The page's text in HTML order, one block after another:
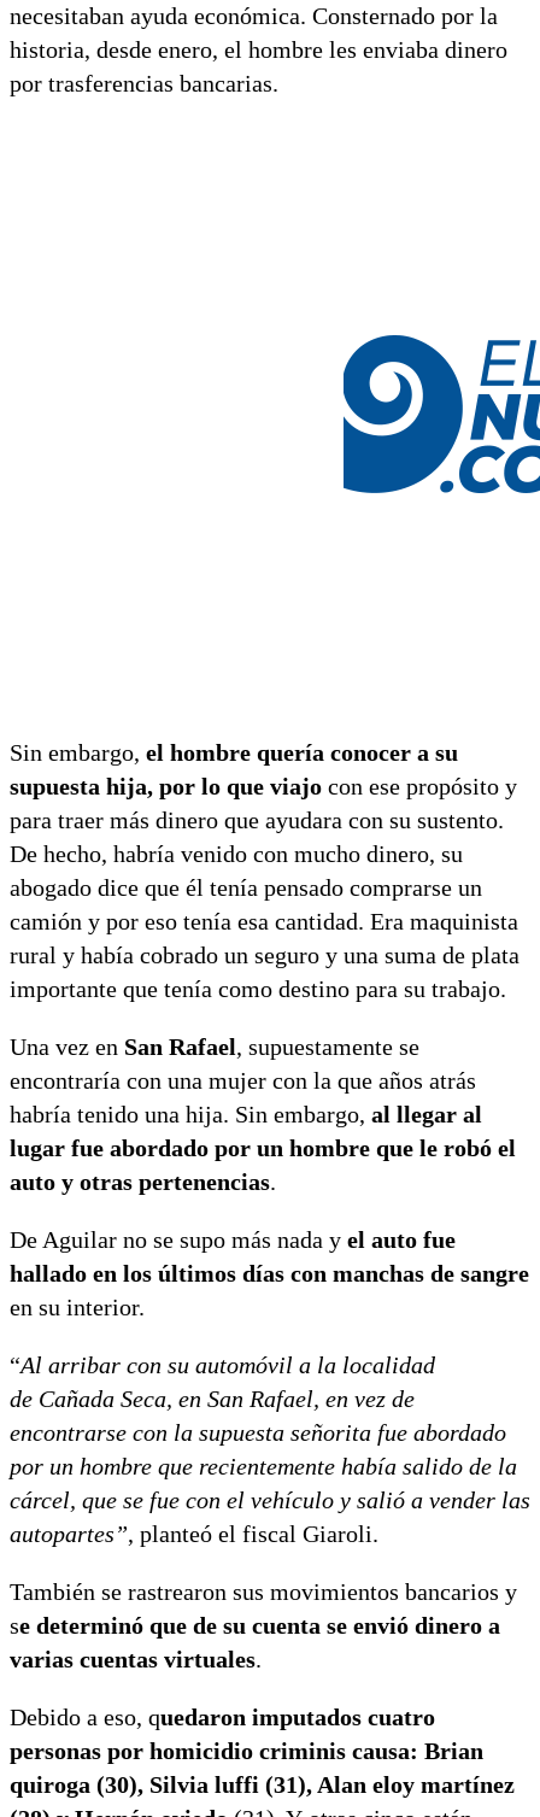
necesitaban ayuda económica. Consternado por la
historia, desde enero, el hombre les enviaba dinero
por trasferencias bancarias.
Sin embargo, el hombre quería conocer a su
supuesta hija, por lo que viajo con ese propósito y
para traer más dinero que ayudara con su sustento.
De hecho, habría venido con mucho dinero, su
abogado dice que él tenía pensado comprarse un
camión y por eso tenía esa cantidad. Era maquinista
rural y había cobrado un seguro y una suma de plata
importante que tenía como destino para su trabajo.
Una vez en San Rafael, supuestamente se
encontraría con una mujer con la que años atrás
habría tenido una hija. Sin embargo, al llegar al
lugar fue abordado por un hombre que le robó el
auto y otras pertenencias.
De Aguilar no se supo más nada y el auto fue
hallado en los últimos días con manchas de sangre
en su interior.
“Al arribar con su automóvil a la localidad
de Cañada Seca, en San Rafael, en vez de
encontrarse con la supuesta señorita fue abordado
por un hombre que recientemente había salido de la
cárcel, que se fue con el vehículo y salió a vender las
autopartes”, planteó el fiscal Giaroli.
También se rastrearon sus movimientos bancarios y
se determinó que de su cuenta se envió dinero a
varias cuentas virtuales.
Debido a eso, quedaron imputados cuatro
personas por homicidio criminis causa: Brian
quiroga (30), Silvia luffi (31), Alan eloy martínez